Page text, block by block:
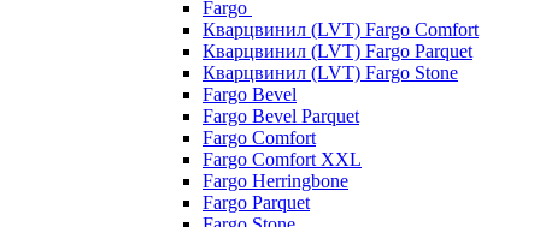
Fargo
Кварцвинил (LVT) Fargo Comfort
Кварцвинил (LVT) Fargo Parquet
Кварцвинил (LVT) Fargo Stone
Fargo Bevel
Fargo Bevel Parquet
Fargo Comfort
Fargo Comfort XXL
Fargo Herringbone
Fargo Parquet